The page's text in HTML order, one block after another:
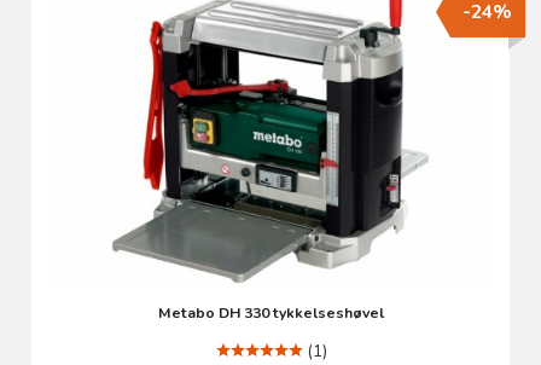
Metabo DH 330 tykkelseshøvel
(1)
-24%